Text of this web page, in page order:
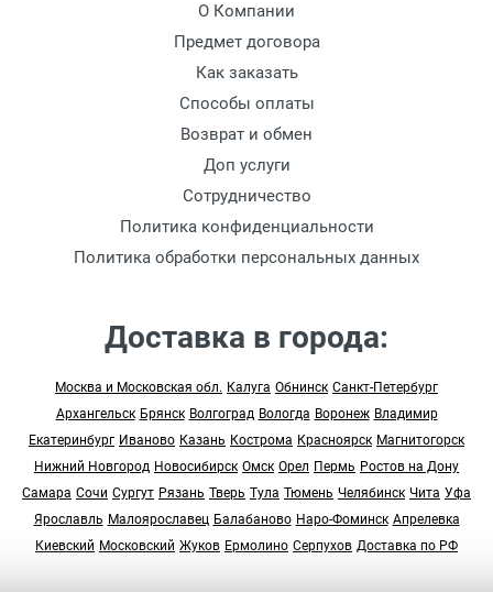
О Компании
Предмет договора
Как заказать
Способы оплаты
Возврат и обмен
Доп услуги
Сотрудничество
Политика конфиденциальности
Политика обработки персональных данных
Доставка в города:
Москва и Московская обл. Калуга Обнинск Санкт-Петербург
Архангельск Брянск Волгоград Вологда Воронеж Владимир
Екатеринбург Иваново Казань Кострома Красноярск Магнитогорск
Нижний Новгород Новосибирск Омск Орел Пермь Ростов на Дону
Самара Сочи Сургут Рязань Тверь Тула Тюмень Челябинск Чита Уфа
Ярославль Малоярославец Балабаново Наро-Фоминск Апрелевка
Киевский Московский Жуков Ермолино Серпухов Доставка по РФ